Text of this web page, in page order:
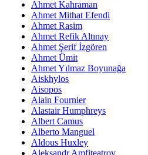
Ahmet Kahraman
Ahmet Mithat Efendi
Ahmet Rasim
Ahmet Refik Altınay
Ahmet Şerif İzgören
Ahmet Ümit
Ahmet Yılmaz Boyunağa
Aiskhylos
Aisopos
Alain Fournier
Alastair Humphreys
Albert Camus
Alberto Manguel
Aldous Huxley